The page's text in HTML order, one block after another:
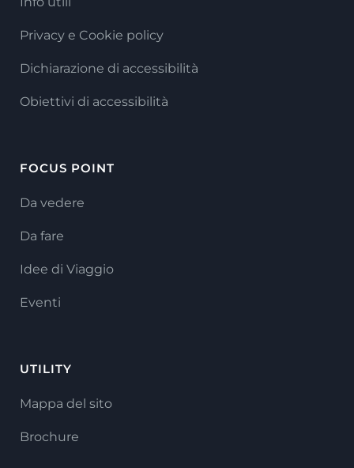
Privacy e Cookie policy
Dichiarazione di accessibilità
Obiettivi di accessibilità
FOCUS POINT
Da vedere
Da fare
Idee di Viaggio
Eventi
UTILITY
Mappa del sito
Brochure